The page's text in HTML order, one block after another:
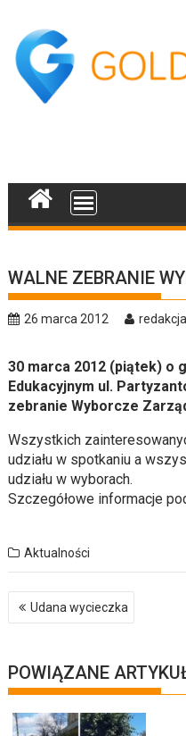
content
WALNE ZEBRANIE
26 marca 2012 redakcja
30 marca 2012 (piątek) o
Edukacyjnym ul.
zebranie Wyborcze
Wszystkich
udziału w spotkaniu a
udziału w wyborach.
Szczegółowe informacje
Aktualności
Nawigacja
wpisu
Udana wycieczka
POWIĄZANE